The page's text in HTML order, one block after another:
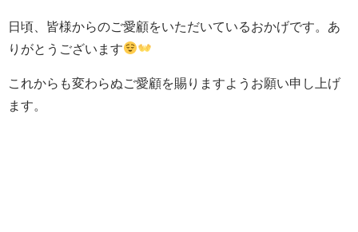
日頃、皆様からのご愛顧をいただいているおかげです。あ
りがとうございます
これからも変わらぬご愛顧を賜りますようお願い申し上げ
ます。